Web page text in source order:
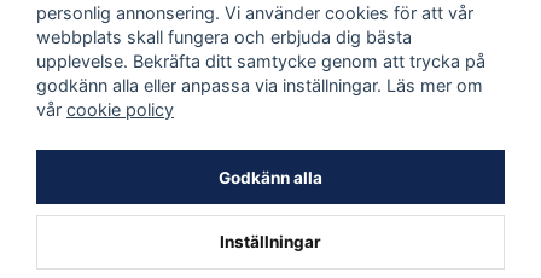
Följ oss
personlig annonsering. Vi använder cookies för att vår
webbplats skall fungera och erbjuda dig bästa
upplevelse. Bekräfta ditt samtycke genom att trycka på
godkänn alla eller anpassa via inställningar. Läs mer om
vår cookie policy
Godkänn alla
Inställningar